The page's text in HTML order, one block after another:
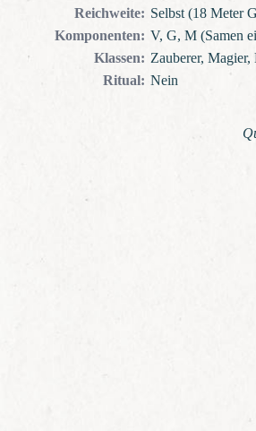
Reichweite: Selbst (18 Meter
Komponenten: V, G, M (Samen
Klassen: Zauberer, Magier,
Ritual: Nein